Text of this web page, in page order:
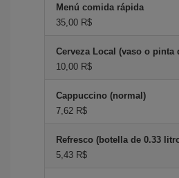
Menú comida rápida
35,00 R$
Cerveza Local (vaso o pinta
10,00 R$
Cappuccino (normal)
7,62 R$
Refresco (botella de 0.33
5,43 R$